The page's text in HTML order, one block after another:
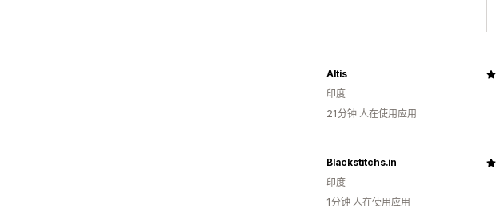
Altis
印度
21分钟 人在使用应用
Blackstitchs.in
印度
1分钟 人在使用应用